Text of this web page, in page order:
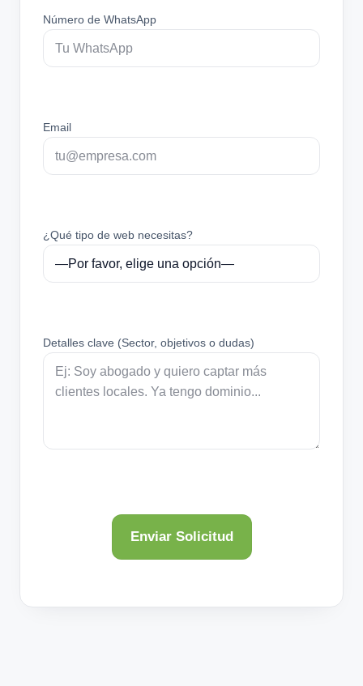
Número de WhatsApp
Email
¿Qué tipo de web necesitas?
Detalles clave (Sector, objetivos o dudas)